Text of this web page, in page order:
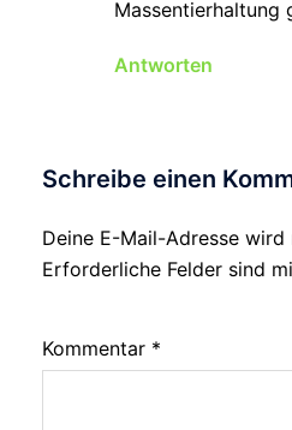
Massentierhaltung
Antworten
Schreibe einen
Deine E-Mail-Adresse
Erforderliche Felder sind
Kommentar *